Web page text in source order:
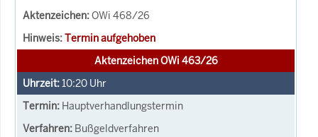
OWi 468/26
Termin aufgehoben
Aktenzeichen OWi 463/26
10:20 Uhr
Hauptverhandlungstermin
Bußgeldverfahren